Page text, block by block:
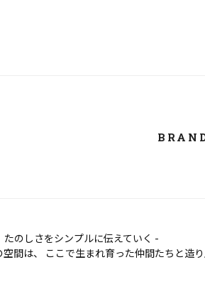
たのしさをシンプルに伝えていく -
間は、 ここで生まれ育った仲間たちと造り